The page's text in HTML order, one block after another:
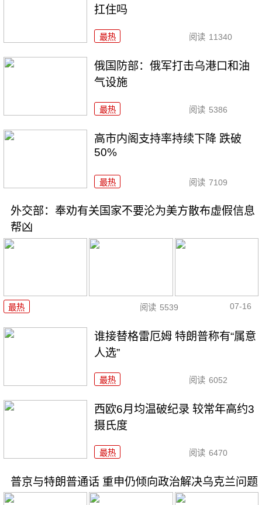
扛住吗
最热 阅读 11340
俄国防部：俄军打击乌港口和油
气设施
最热 阅读 5386
高市内阁支持率持续下降 跌破
50%
最热 阅读 7109
外交部：奉劝有关国家不要沦为美方散布虚假信息
帮凶
最热 阅读 5539 07-16
谁接替格雷厄姆 特朗普称有“属意
人选”
最热 阅读 6052
西欧6月均温破纪录 较常年高约3
摄氏度
最热 阅读 6470
普京与特朗普通话 重申仍倾向政治解决乌克兰问题